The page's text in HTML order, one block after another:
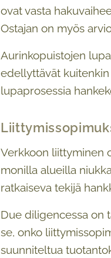
ovat vasta
Ostajan on myös
Aurinkopuistojen
edellyttävät
lupaprosessia
Verkkoon liittyminen
monilla alueilla
ratkaiseva tekijä
Due diligencessa on
se, onko
suunniteltua